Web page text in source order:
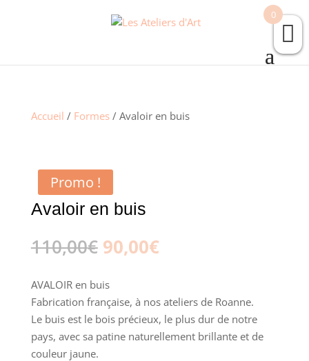
Accueil / Formes/ Avaloir en buis
Promo !
Avaloir en buis
110,00€ Le
prix
initial
était :
110,00€.
90,00€Le
est :
90,00€.
AVALOIR en buis
Fabrication française, à nos ateliers de Roanne.
Le buis est le bois précieux, le plus dur de notre
pays, avec sa patine naturellement brillante et de
couleur jaune.
0